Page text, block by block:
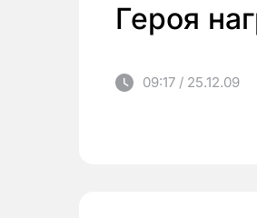
Героя
09:17 / 25.12.09